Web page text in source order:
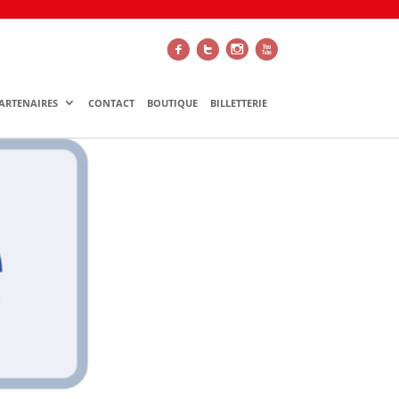
f t i x
CONTACT BOUTIQUE BILLETTERIE